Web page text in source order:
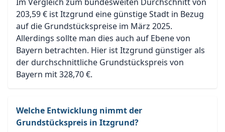
203,59 € ist Itzgrund eine günstige Stadt in Bezug
auf die Grundstückspreise im März 2025.
Allerdings sollte man dies auch auf Ebene von
Bayern betrachten. Hier ist Itzgrund günstiger als
der durchschnittliche Grundstückspreis von
Bayern mit 328,70 €.
Welche Entwicklung nimmt der
Grundstückspreis in Itzgrund?